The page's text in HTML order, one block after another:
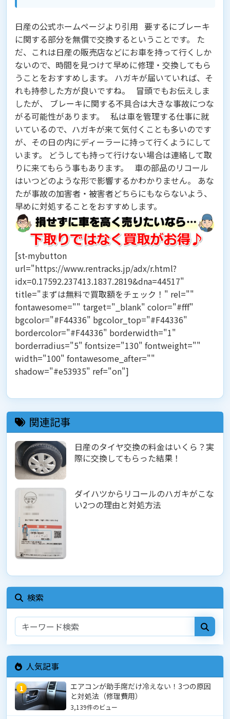
日産の公式ホームページより引用 要するにブレーキ
に関する部分を無償で交換する ということです。 た
だ、これは日産の販売店などにお車を持って行くしか
ないので、時間を見つけて早めに修理・交換してもら
うことをおすすめします。 ハガキが届いていれば、そ
れも持参した方が良いですね。 冒頭でもお伝えしま
したが、 ブレーキに関する不具合は大きな事故につな
がる可能性があります。 私は車を管理する仕事に就
いているので、ハガキが来て気付くことも多いのです
が、その日の内にディーラーに持って行くようにして
います。 どうしても持って行けない場合は連絡して取
りに来てもらう事もあります。 車の部品のリコール
はいつどのような形で影響するかわかりません。 あな
たが事故の加害者・被害者どちらにもならないよう、
早めに対処することをおすすめします。
[st-mybutton
url="https://www.rentracks.jp/adx/r.html?
idx=0.17592.237413.1837.2819&dna=44517"
title="まずは無料で買取額をチェック！" rel=""
fontawesome="" target="_blank" color="#fff"
bgcolor="#F44336" bgcolor_top="#F44336"
bordercolor="#F44336" borderwidth="1"
borderradius="5" fontsize="130" fontweight=""
width="100" fontawesome_after=""
shadow="#e53935" ref="on"]
関連記事
日産のタイヤ交換の料金はいくら？実
際に交換してもらった結果！
ダイハツからリコールのハガキがこな
い2つの理由と対処方法
検索
人気記事
1
エアコンが助手席だけ冷えない！3つの原因
と対処法（修理費用）
3,139件のビュー